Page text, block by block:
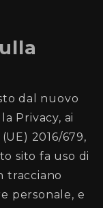
persone
26, 90133
dal nuovo
Privacy, ai
2016/679,
sito fa uso di
tracciano
personale, e